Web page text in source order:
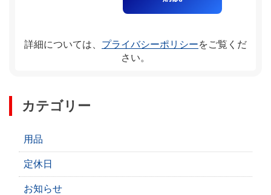
詳細については、 プライバシーポリシーをご覧くだ
さい。
カテゴリー
用品
定休日
お知らせ